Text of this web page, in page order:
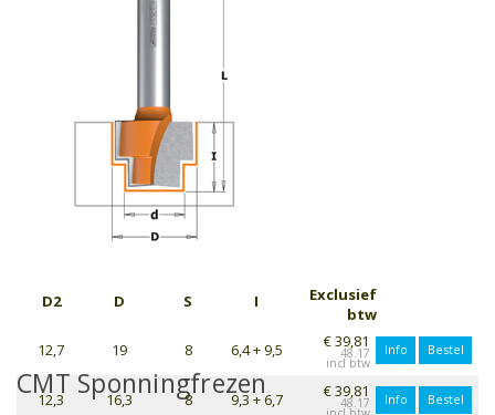
D2 D S I
Exclusief
btw
12,7
19 8 6,4 + 9,5 € 39,81
48.17 Info Bestel
12,3 16,3 8 9,3 + 6,7 € 39,81
48.17 Info Bestel
CMT Sponningfrezen